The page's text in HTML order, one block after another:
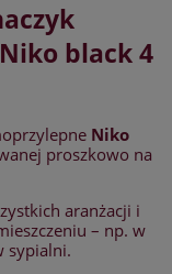
black 4
Niko
proszkowo na
aranżacji i
– np. w
sypialni.